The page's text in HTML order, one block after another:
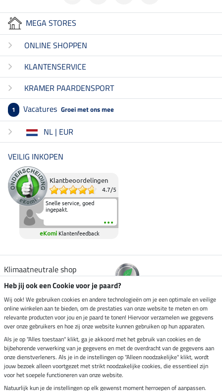
MEGA STORES
ONLINE SHOPPEN
KLANTENSERVICE
KRAMER PAARDENSPORT
1 Vacatures Groei met ons mee
NL | EUR
VEILIG INKOPEN
Klantbeoordelingen
4.7/5
Snelle service, goed
ingepakt.
eKomi Klantenfeedback
Klimaatneutrale shop
Verzending per
Veilig betalen met
Impressum
Heb jij ook een Cookie voor je paard?
Wij ook! We gebruiken cookies en andere technologieën om je een optimale en veilige
online winkelen aan te bieden, om de prestaties van onze website te meten en om
relevante producten voor jou en je paard te tonen! Hiervoor verzamelen we gegevens
over onze gebruikers en hoe zij onze website kunnen gebruiken op hun apparaten.
Als je op "Alles toestaan" klikt, ga je akkoord met het gebruik van cookies en de
bijbehorende verwerking van je gegevens en met de overdracht van de gegevens aan
onze dienstverleners. Als je in de instellingen op "Alleen noodzakelijke" klikt, wordt
jouw bezoek alleen voortgezet met strikt noodzakelijke cookies, die essentieel zijn
voor het soepele functioneren van onze website.
Natuurlijk kun je de instellingen op elk gewenst moment herroepen of aanpassen.